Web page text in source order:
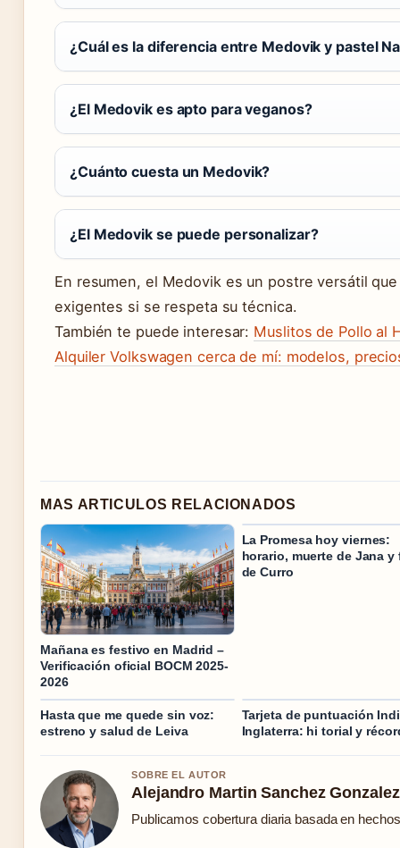
¿Cuál es la diferencia entre Medovik y pastel
¿El Medovik es apto para veganos?
¿Cuánto cuesta un Medovik?
¿El Medovik se puede personalizar?
En resumen, el Medovik es un postre versátil
exigentes si se respeta su técnica.
También te puede interesar: Muslitos de Pollo al
Alquiler Volkswagen cerca de mí: modelos,
MAS ARTICULOS RELACIONADOS
Mañana es festivo en Madrid –
Verificación oficial BOCM 2025-
2026
La Promesa hoy viernes:
horario, muerte de Jana y
de Curro
Hasta que me quede sin voz:
estreno y salud de Leiva
Tarjeta de puntuación
Inglaterra: hi torial y
SOBRE EL AUTOR
Alejandro Martin Sanchez Gonzalez
Publicamos cobertura diaria basada en